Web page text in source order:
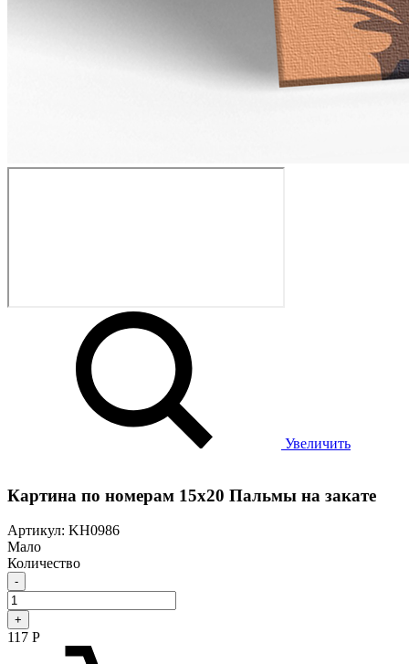
Увеличить
Картина по номерам 15х20 Пальмы на закате
Артикул: KH0986
Мало
Количество
-
+
117 Р